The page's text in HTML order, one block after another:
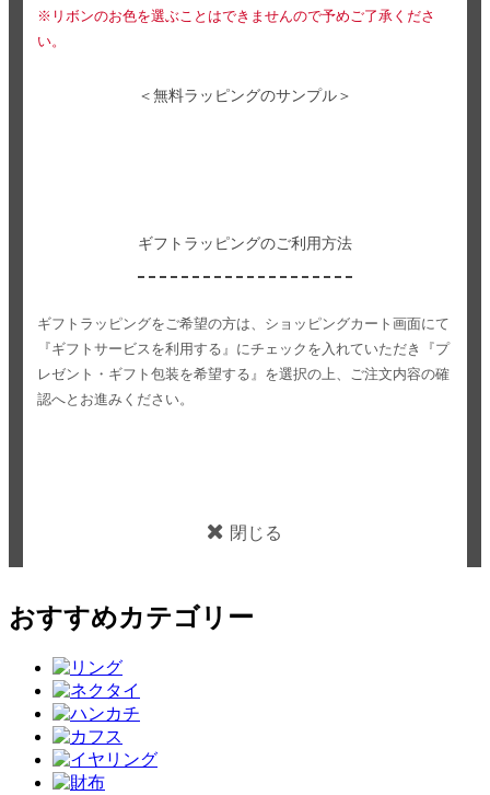
※リボンのお色を選ぶことはできませんので予めご了承くださ
い。
＜無料ラッピングのサンプル＞
ギフトラッピングのご利用方法
ギフトラッピングをご希望の方は、ショッピングカート画面にて
『ギフトサービスを利用する』にチェックを入れていただき
『プ
レゼント・ギフト包装を希望する』を選択の上、ご注文内容の確
認へとお進みください。
閉じる
おすすめカテゴリー